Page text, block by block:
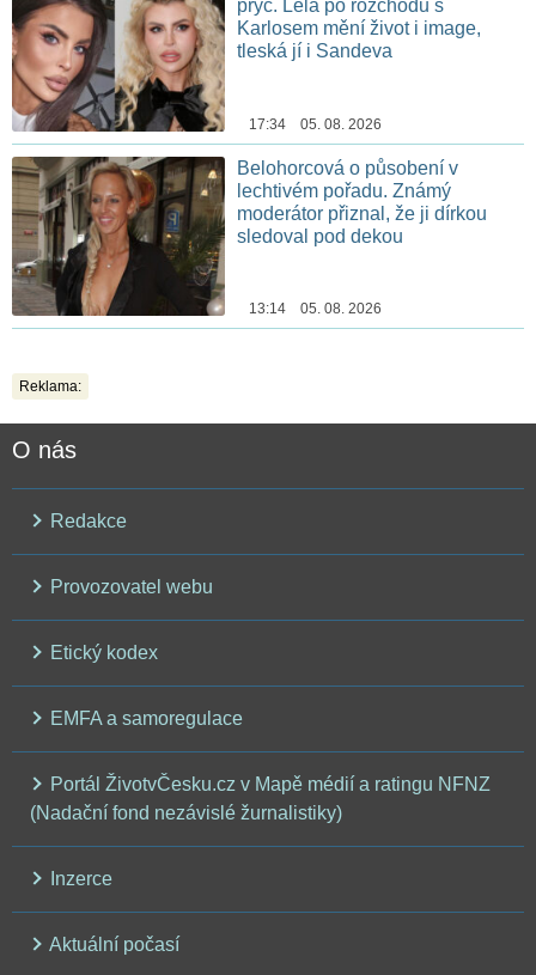
pryč. Lela po rozchodu s
Karlosem mění život i image,
tleská jí i Sandeva
17:34 05. 08. 2026
Belohorcová o působení v
lechtivém pořadu. Známý
moderátor přiznal, že ji dírkou
sledoval pod dekou
13:14 05. 08. 2026
Reklama:
O nás
Redakce
Provozovatel webu
Etický kodex
EMFA a samoregulace
Portál ŽivotvČesku.cz v Mapě médií a ratingu NFNZ
(Nadační fond nezávislé žurnalistiky)
Inzerce
Aktuální počasí